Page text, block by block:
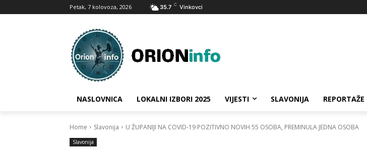
Petak, 7 kolovoza, 2026 35.7 C Vinkovci
NASLOVNICA LOKALNI IZBORI 2025 VIJESTI SLAVONIJA REPORTAŽE
Home Slavonija U ŽUPANIJI NA COVID-19 POZITIVNO NOVIH 55 OSOBA, PREMINULA JEDNA OSOBA
Slavonija